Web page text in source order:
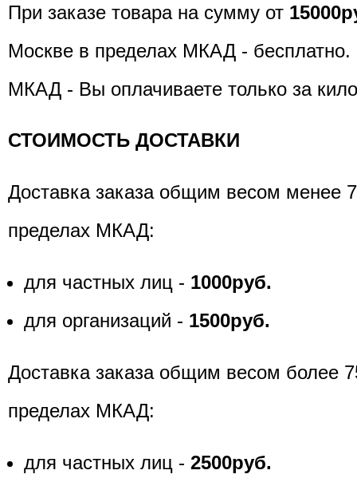
При заказе товара на сумму от
Москве в пределах МКАД - бесплатно.
МКАД - Вы оплачиваете только за
СТОИМОСТЬ ДОСТАВКИ
Доставка заказа общим весом менее
пределах МКАД:
для частных лиц - 1000руб.
для организаций - 1500руб.
Доставка заказа общим весом более
пределах МКАД:
для частных лиц - 2500руб.